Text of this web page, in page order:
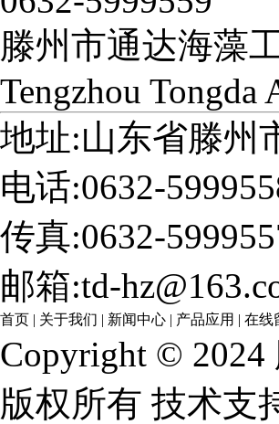
滕州市通达海藻
Tengzhou Tongda
地址:山东省滕州
电话:0632-
传真:0632-
邮箱:td-
首页 | 关于我们 | 新闻中心 | 产品应用 | 在线
Copyright ©
版权所有 技术支